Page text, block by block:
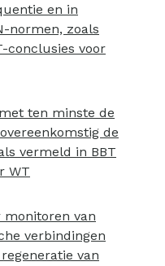
en in
normen, zoals
conclusies voor
ten minste de
de
vermeld in BBT
WT
monitoren van
verbindingen
van